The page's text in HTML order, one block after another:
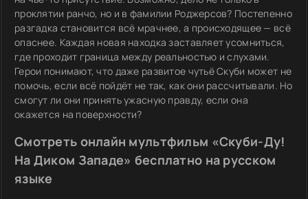
проклятии ранчо, но и в фамилии Роджерсов? Постепенно
разгадка становится всё мрачнее, а происходящее — всё
опаснее. Каждая новая находка заставляет усомниться,
где проходит граница между реальностью и слухами.
Герои понимают, что даже развитое чутьё Скуби может не
помочь, если всё пойдёт не так, как они рассчитывали. Но
смогут ли они принять ужасную правду, если она
окажется на поверхности?
Смотреть онлайн мультфильм «Скуби-Ду!
На Диком Западе» бесплатно на русском
языке